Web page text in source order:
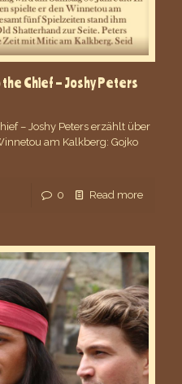
Chief – Joshy Peters
– Joshy Peters erzählt über
am Kalkberg: Gojko
0 Read more